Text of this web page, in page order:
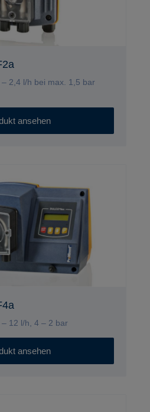
2,4 l/h bei max. 1,5 bar
ansehen
12 l/h, 4 – 2 bar
ansehen